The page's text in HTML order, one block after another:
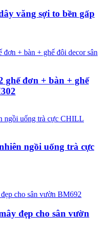
văng sợi to bền gấp
ghế đơn + bàn + ghế
ngồi uống trà cực
đẹp cho sân vườn